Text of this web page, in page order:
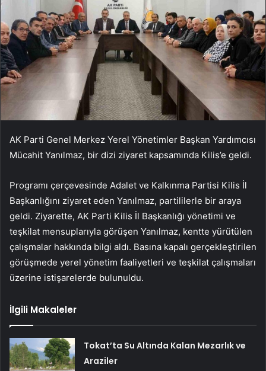
AK Parti Genel Merkez Yerel Yönetimler Başkan Yardımcısı
Mücahit Yanılmaz, bir dizi ziyaret kapsamında Kilis’e geldi.
Programı çerçevesinde Adalet ve Kalkınma Partisi Kilis İl
Başkanlığını ziyaret eden Yanılmaz, partililerle bir araya
geldi. Ziyarette, AK Parti Kilis İl Başkanlığı yönetimi ve
teşkilat mensuplarıyla görüşen Yanılmaz, kentte yürütülen
çalışmalar hakkında bilgi aldı. Basına kapalı gerçekleştirilen
görüşmede yerel yönetim faaliyetleri ve teşkilat çalışmaları
üzerine istişarelerde bulunuldu.
İlgili Makaleler
Tokat’ta Su Altında Kalan Mezarlık ve
Araziler